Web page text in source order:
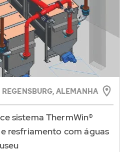
REGENSBURG, ALEMANHA
sistema ThermWin®
resfriamento com águas